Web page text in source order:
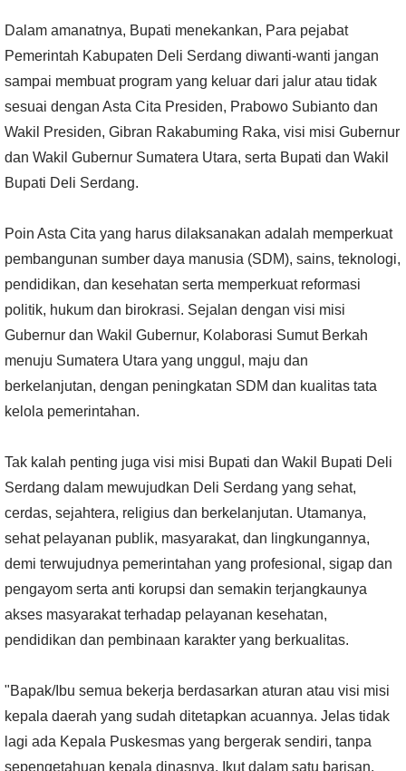
Dalam amanatnya, Bupati menekankan, Para pejabat
Pemerintah Kabupaten Deli Serdang diwanti-wanti jangan
sampai membuat program yang keluar dari jalur atau tidak
sesuai dengan Asta Cita Presiden, Prabowo Subianto dan
Wakil Presiden, Gibran Rakabuming Raka, visi misi Gubernur
dan Wakil Gubernur Sumatera Utara, serta Bupati dan Wakil
Bupati Deli Serdang.
Poin Asta Cita yang harus dilaksanakan adalah memperkuat
pembangunan sumber daya manusia (SDM), sains, teknologi,
pendidikan, dan kesehatan serta memperkuat reformasi
politik, hukum dan birokrasi. Sejalan dengan visi misi
Gubernur dan Wakil Gubernur, Kolaborasi Sumut Berkah
menuju Sumatera Utara yang unggul, maju dan
berkelanjutan, dengan peningkatan SDM dan kualitas tata
kelola pemerintahan.
Tak kalah penting juga visi misi Bupati dan Wakil Bupati Deli
Serdang dalam mewujudkan Deli Serdang yang sehat,
cerdas, sejahtera, religius dan berkelanjutan. Utamanya,
sehat pelayanan publik, masyarakat, dan lingkungannya,
demi terwujudnya pemerintahan yang profesional, sigap dan
pengayom serta anti korupsi dan semakin terjangkaunya
akses masyarakat terhadap pelayanan kesehatan,
pendidikan dan pembinaan karakter yang berkualitas.
"Bapak/Ibu semua bekerja berdasarkan aturan atau visi misi
kepala daerah yang sudah ditetapkan acuannya. Jelas tidak
lagi ada Kepala Puskesmas yang bergerak sendiri, tanpa
sepengetahuan kepala dinasnya. Ikut dalam satu barisan.